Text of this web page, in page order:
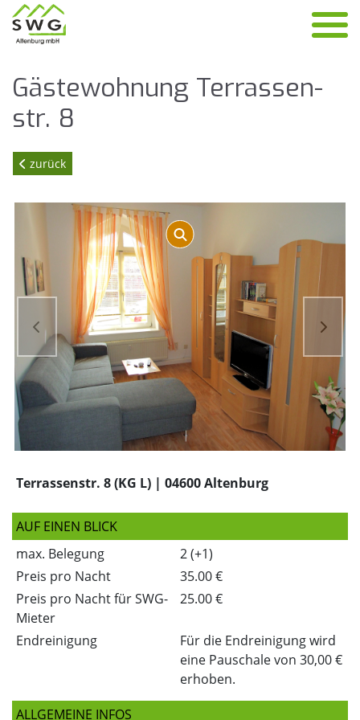
Gäs­te­woh­nung Ter­ras­sen­
str. 8
zurück
zurück vor
Terrassenstr. 8 (KG L) | 04600 Altenburg
AUF EINEN BLICK
max. Belegung
2 (+1)
Preis pro Nacht
35.00 €
Preis pro Nacht für SWG-
Mieter
25.00 €
Endreinigung
Für die Endreinigung wird
eine Pauschale von 30,00 €
erhoben.
ALLGEMEINE INFOS